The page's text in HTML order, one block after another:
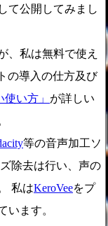
て公開してみまし
、私は無料で使え
の導入の仕方及び
使い方」 が詳しい
等の音声加工ソ
除去は行い、声の
私はKeroVeeをプ
います。